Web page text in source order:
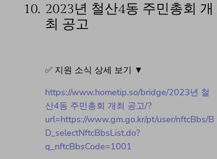
10. 2023년 철산4동 주민총회 개
최 공고
✅ 지원 소식 상세 보기 ▼
https://www.hometip.so/bridge/2023년 철
산4동 주민총회 개최 공고/?
url=https://www.gm.go.kr/pt/user/nftcBbs/B
D_selectNftcBbsList.do?
q_nftcBbsCode=1001